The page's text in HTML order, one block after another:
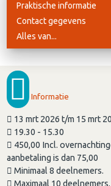
Praktische informatie
Contact gegevens
Alles van...
Informatie
13 mrt 2026 t/m 15 mrt
19.30 - 15.30
450,00 Incl.
aanbetaling is dan 75,00
Minimaal 8 deelnemers.
Maximaal 10 deelnemers.